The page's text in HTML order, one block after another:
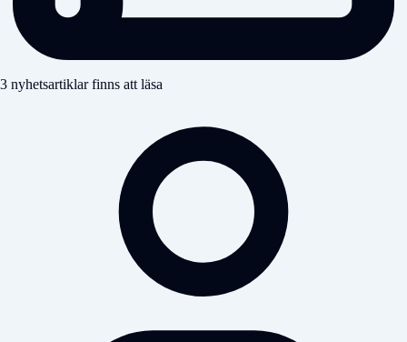
3 nyhetsartiklar finns att läsa